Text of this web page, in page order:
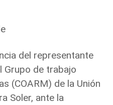
del representante
Grupo de trabajo
(COARM) de la Unión
Soler, ante la